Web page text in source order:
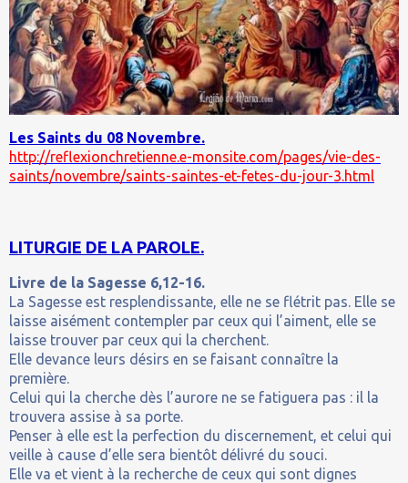
Les Saints du 08 Novembre.
http://reflexionchretienne.e-monsite.com/pages/vie-des-
saints/novembre/saints-saintes-et-fetes-du-jour-3.html
LITURGIE DE LA PAROLE.
Livre de la Sagesse 6,12-16.
La Sagesse est resplendissante, elle ne se flétrit pas. Elle se
laisse aisément contempler par ceux qui l’aiment, elle se
laisse trouver par ceux qui la cherchent.
Elle devance leurs désirs en se faisant connaître la
première.
Celui qui la cherche dès l’aurore ne se fatiguera pas : il la
trouvera assise à sa porte.
Penser à elle est la perfection du discernement, et celui qui
veille à cause d’elle sera bientôt délivré du souci.
Elle va et vient à la recherche de ceux qui sont dignes